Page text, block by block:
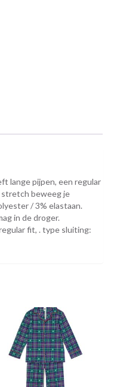
lange pijpen, een regular
stretch beweeg je
/ 3% elastaan.
in de droger.
fit, . type sluiting: